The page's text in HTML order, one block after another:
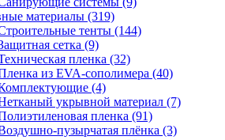
материалы (319)
тенты (144)
сетка (9)
пленка (32)
из EVA-сополимера (40)
(4)
укрывной материал (7)
пленка (91)
пузырчатая плёнка (3)